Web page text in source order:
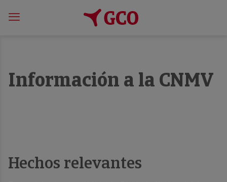
Información a la CNMV
Hechos relevantes